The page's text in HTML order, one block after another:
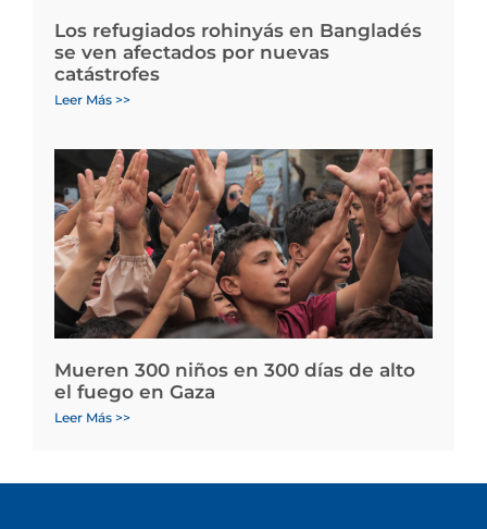
Los refugiados rohinyás en Bangladés
se ven afectados por nuevas
catástrofes
Leer Más >>
Mueren 300 niños en 300 días de alto
el fuego en Gaza
Leer Más >>